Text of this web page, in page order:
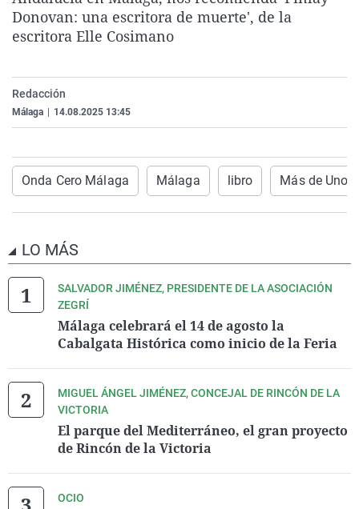
La rosa de los vientos
Caso
Extremadura
País Vasco
Virales
Donovan: una escritora de muerte', de la
escritora Elle Cosimano
Redacción
Málaga 14.08.2025 13:45
Onda Cero Málaga Málaga libro Más de Uno
LO MÁS
SALVADOR JIMÉNEZ, PRESIDENTE DE LA ASOCIACIÓN
ZEGRÍ
Málaga celebrará el 14 de agosto la
Cabalgata Histórica como inicio de la Feria
MIGUEL ÁNGEL JIMÉNEZ, CONCEJAL DE RINCÓN DE LA
VICTORIA
El parque del Mediterráneo, el gran proyecto
de Rincón de la Victoria
OCIO